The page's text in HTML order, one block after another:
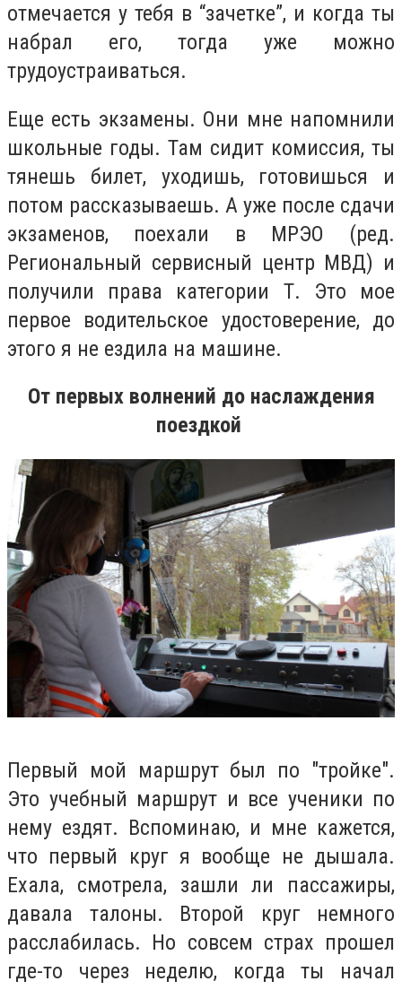
отмечается у тебя в “зачетке”, и когда ты
набрал его, тогда уже можно
трудоустраиваться.
Еще есть экзамены. Они мне напомнили
школьные годы. Там сидит комиссия, ты
тянешь билет, уходишь, готовишься и
потом рассказываешь. А уже после сдачи
экзаменов, поехали в МРЭО (ред.
Региональный сервисный центр МВД) и
получили права категории Т. Это мое
первое водительское удостоверение, до
этого я не ездила на машине.
От первых волнений до наслаждения
поездкой
Первый мой маршрут был по "тройке".
Это учебный маршрут и все ученики по
нему ездят. Вспоминаю, и мне кажется,
что первый круг я вообще не дышала.
Ехала, смотрела, зашли ли пассажиры,
давала талоны. Второй круг немного
расслабилась. Но совсем страх прошел
где-то через неделю, когда ты начал